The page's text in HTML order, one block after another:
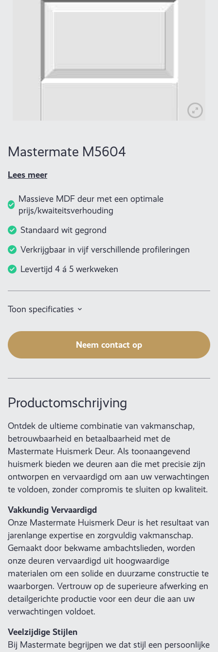
Mastermate M5604
Lees meer
Massieve MDF deur met een optimale
prijs/kwaiteitsverhouding
Standaard wit gegrond
Verkrijgbaar in vijf verschillende profileringen
Levertijd 4 á 5 werkweken
Toon specificaties
Neem contact op
Productomschrijving
Ontdek de ultieme combinatie van vakmanschap,
betrouwbaarheid en betaalbaarheid met de
Mastermate Huismerk Deur. Als toonaangevend
huismerk bieden we deuren aan die met precisie zijn
ontworpen en vervaardigd om aan uw verwachtingen
te voldoen, zonder compromis te sluiten op kwaliteit.
Vakkundig Vervaardigd
Onze Mastermate Huismerk Deur is het resultaat van
jarenlange expertise en zorgvuldig vakmanschap.
Gemaakt door bekwame ambachtslieden, worden
onze deuren vervaardigd uit hoogwaardige
materialen om een solide en duurzame constructie te
waarborgen. Vertrouw op de superieure afwerking en
detailgerichte productie voor een deur die aan uw
verwachtingen voldoet.
Veelzijdige Stijlen
Bij Mastermate begrijpen we dat stijl een persoonlijke